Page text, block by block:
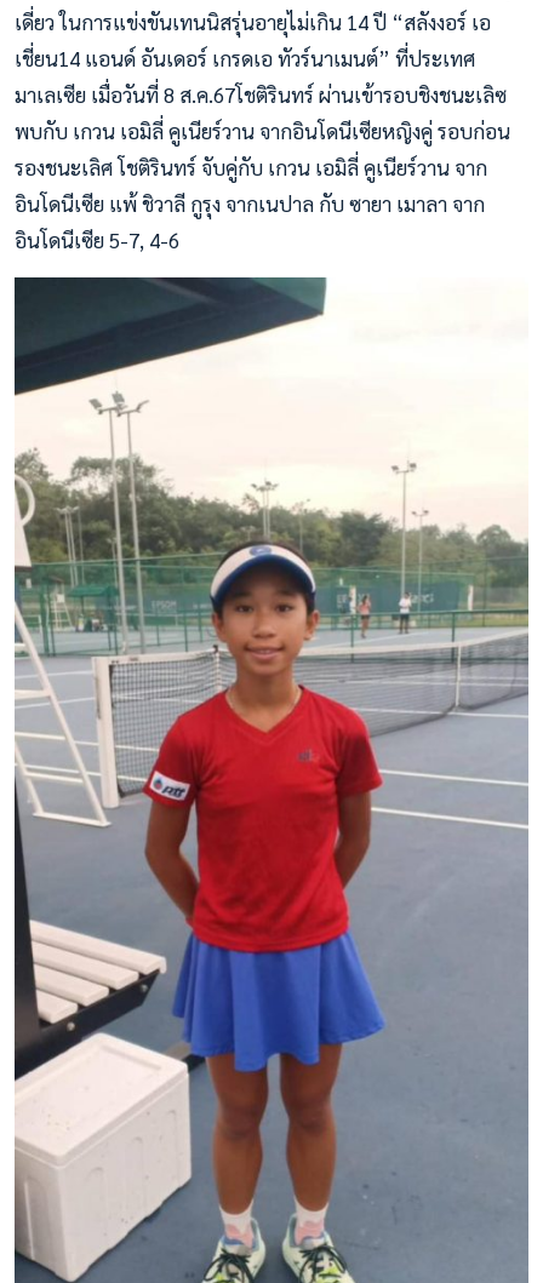
เดี่ยว ในการแข่งขันเทนนิสรุ่นอายุไม่เกิน 14 ปี “สลังงอร์ เอ
เชี่ยน14 แอนด์ อันเดอร์ เกรดเอ ทัวร์นาเมนต์” ที่ประเทศ
มาเลเซีย เมื่อวันที่ 8 ส.ค.67โชติรินทร์ ผ่านเข้ารอบชิงชนะเลิซ
พบกับ เกวน เอมิลี่ คูเนียร์วาน จากอินโดนีเซียหญิงคู่ รอบก่อน
รองชนะเลิศ โชติรินทร์ จับคู่กับ เกวน เอมิลี่ คูเนียร์วาน จาก
อินโดนีเซีย แพ้ ชิวาลี กูรุง จากเนปาล กับ ซายา เมาลา จาก
อินโดนีเซีย 5-7, 4-6